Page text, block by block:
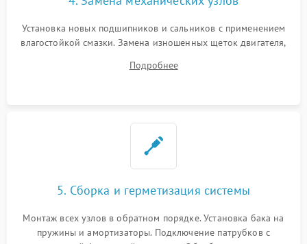
Установка новых подшипников и сальников с применением
влагостойкой смазки. Замена изношенных щеток двигателя,
или поврежденной резиновой манжеты.
Подробнее
5. Сборка и герметизация системы
Монтаж всех узлов в обратном порядке. Установка бака на
пружины и амортизаторы. Подключение патрубков с